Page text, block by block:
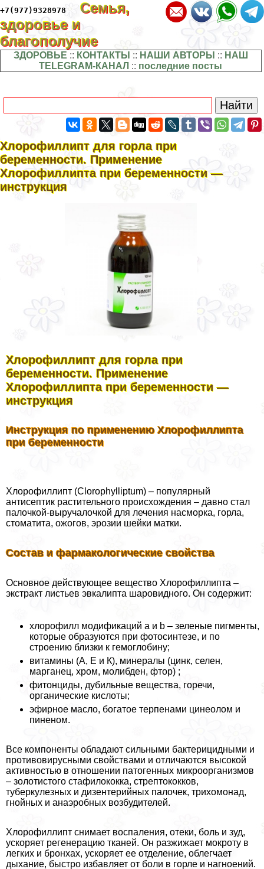
+7(977)9328978
Семья,
здоровье и
благополучие
ЗДОРОВЬЕ :: КОНТАКТЫ :: НАШИ АВТОРЫ :: НАШ
TELEGRAM-КАНАЛ :: последние посты
Хлорофиллипт для горла при
беременности. Применение
Хлорофиллипта при беременности —
инструкция
Хлорофиллипт для горла при
беременности. Применение
Хлорофиллипта при беременности —
инструкция
Инструкция по применению Хлорофиллипта
при беременности
Хлорофиллипт (Clorophylliptum) – популярный
антисептик растительного происхождения – давно стал
палочкой-выручалочкой для лечения насморка, горла,
стоматита, ожогов, эрозии шейки матки.
Состав и фармакологические свойства
Основное действующее вещество Хлорофиллипта –
экстpaкт листьев эвкалипта шаровидного. Он содержит:
хлорофилл модификаций a и b – зеленые пигменты,
которые образуются при фотосинтезе, и по
строению близки к гемоглобину;
витамины (А, Е и К), минералы (цинк, селен,
марганец, хром, молибден, фтор) ;
фитонциды, дубильные вещества, горечи,
органические кислоты;
эфирное масло, богатое терпенами цинеолом и
пиненом.
Все компоненты обладают сильными бактерицидными и
противовирусными свойствами и отличаются высокой
активностью в отношении патогенных микроорганизмов
– золотистого стафилококка, стрептококков,
туберкулезных и дизентерийных палочек, трихомонад,
гнойных и анаэробных возбудителей.
Хлорофиллипт снимает воспаления, отеки, боль и зуд,
ускоряет регенерацию тканей. Он разжижает мокроту в
легких и бронхах, ускоряет ее отделение, облегчает
дыхание, быстро избавляет от боли в горле и нагноений.